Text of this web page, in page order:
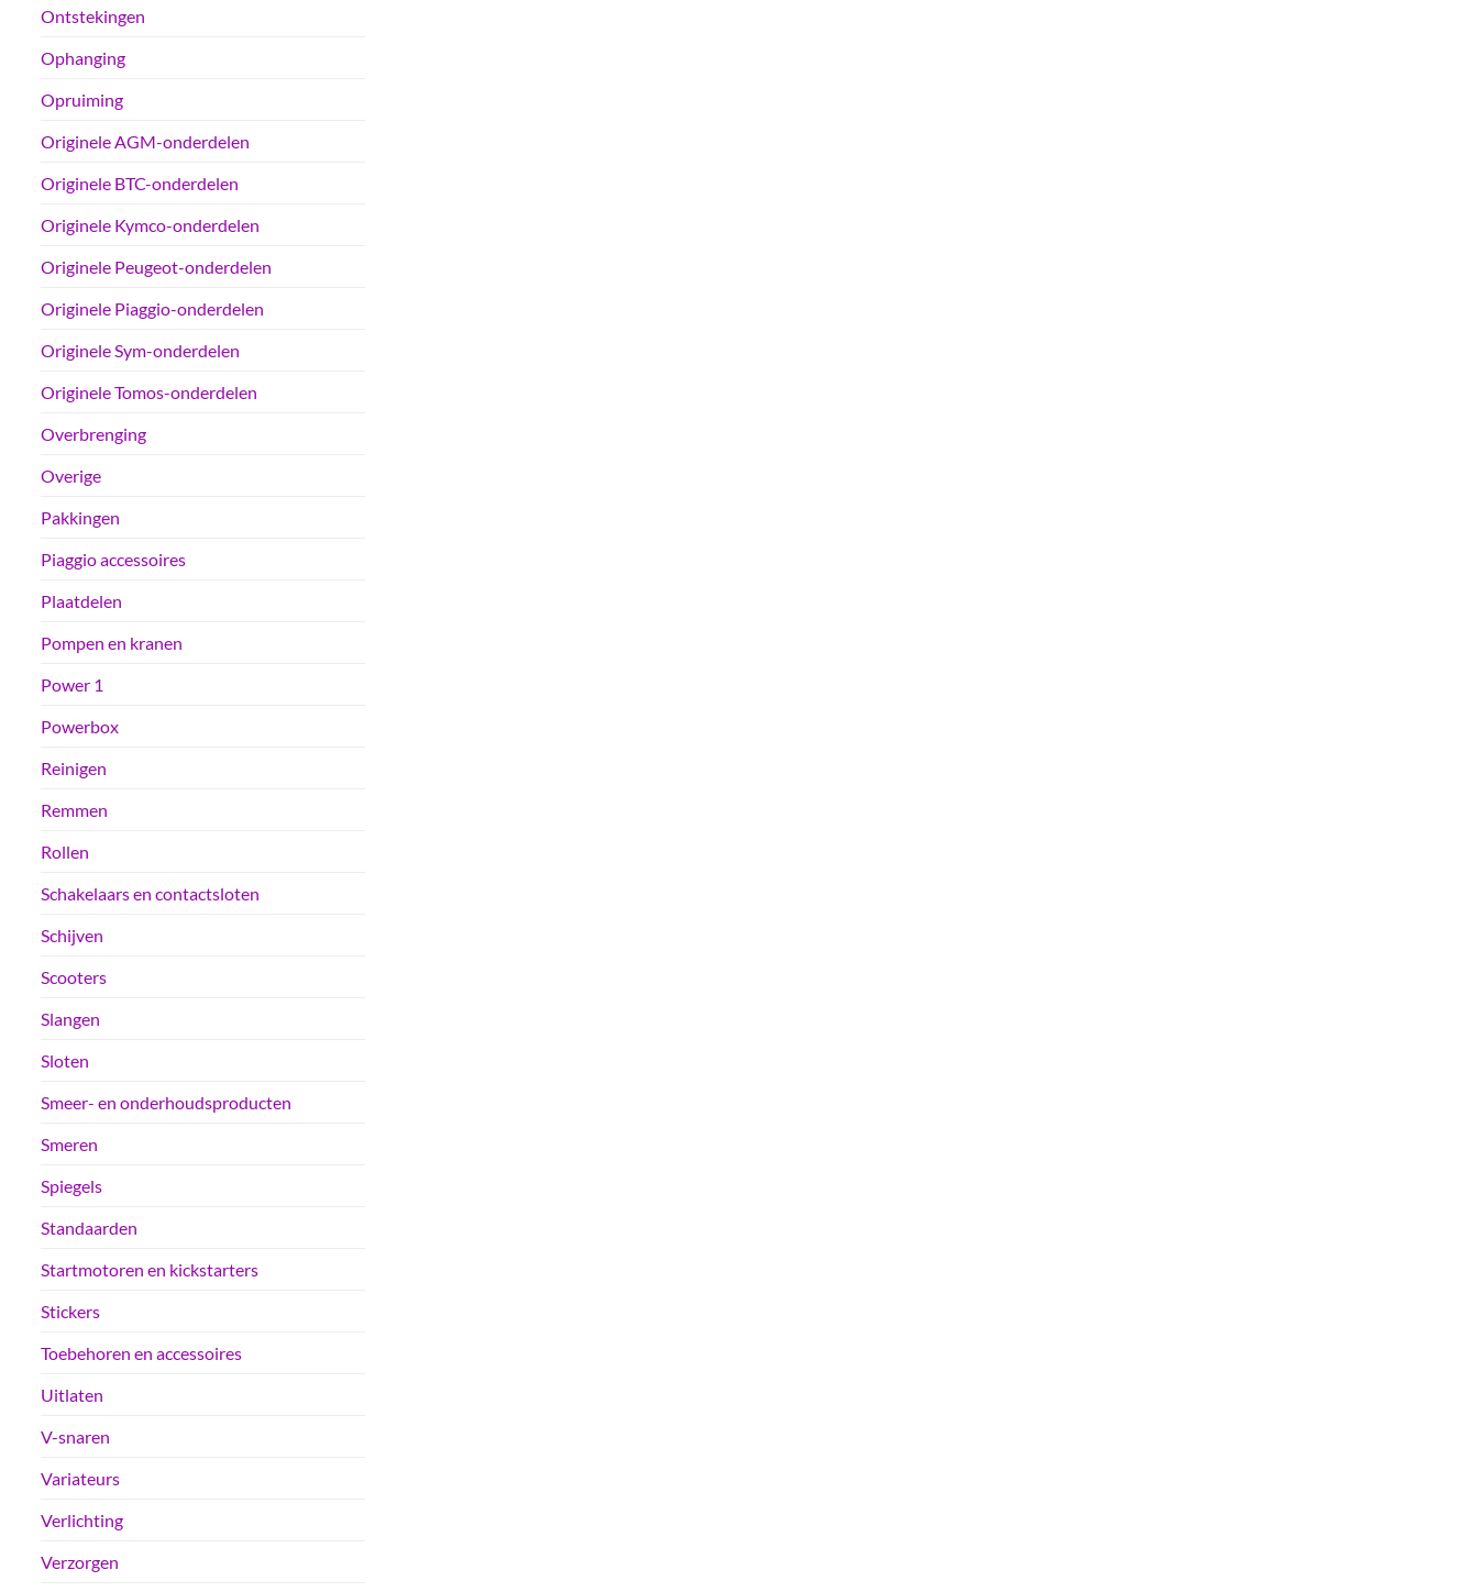
Ontstekingen
Ophanging
Opruiming
Originele AGM-onderdelen
Originele BTC-onderdelen
Originele Kymco-onderdelen
Originele Peugeot-onderdelen
Originele Piaggio-onderdelen
Originele Sym-onderdelen
Originele Tomos-onderdelen
Overbrenging
Overige
Pakkingen
Piaggio accessoires
Plaatdelen
Pompen en kranen
Power 1
Powerbox
Reinigen
Remmen
Rollen
Schakelaars en contactsloten
Schijven
Scooters
Slangen
Sloten
Smeer- en onderhoudsproducten
Smeren
Spiegels
Standaarden
Startmotoren en kickstarters
Stickers
Toebehoren en accessoires
Uitlaten
V-snaren
Variateurs
Verlichting
Verzorgen